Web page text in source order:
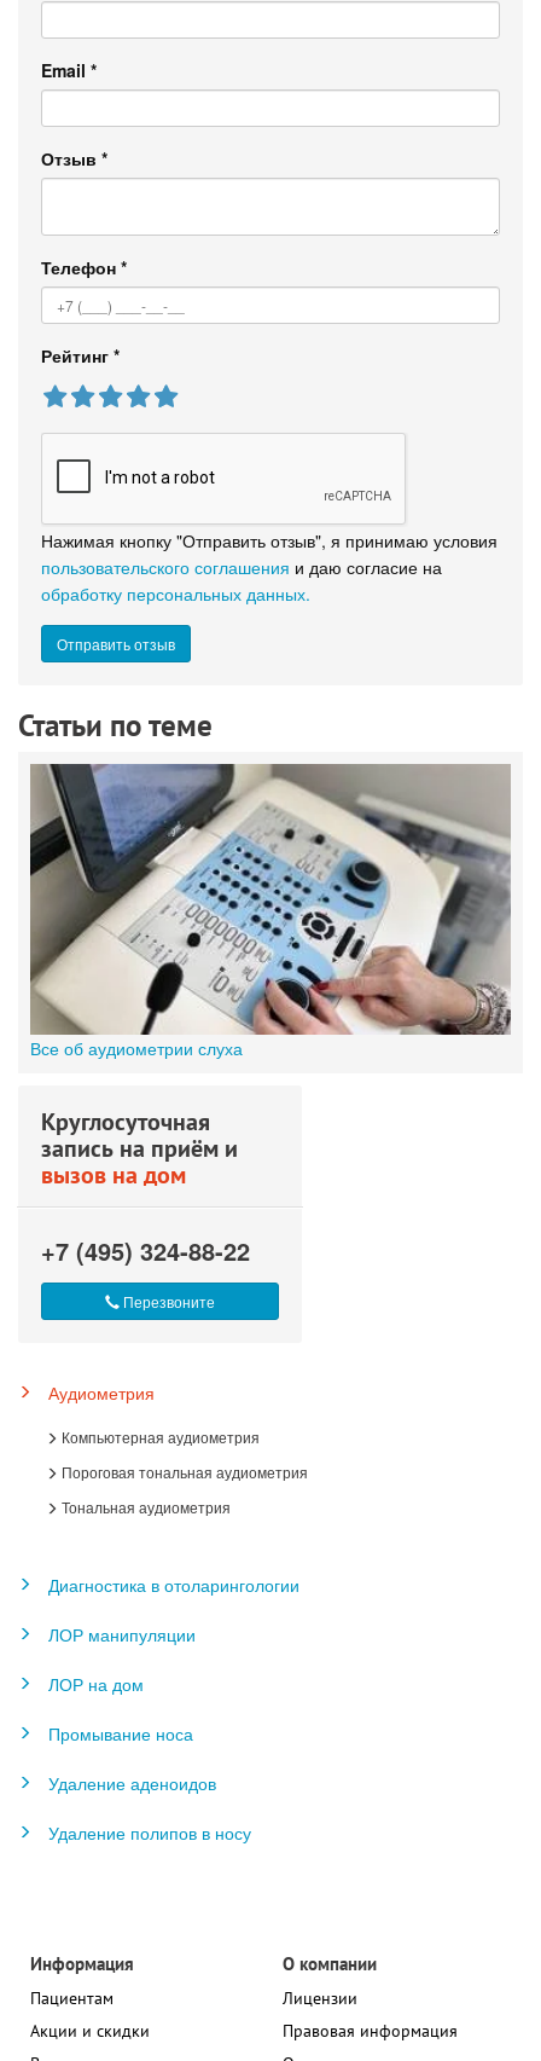
Email *
Отзыв *
Телефон *
Рейтинг *
Нажимая кнопку "Отправить отзыв", я принимаю условия
пользовательского соглашения и даю согласие на
обработку персональных данных.
Статьи по теме
Все об аудиометрии слуха
Круглосуточная
запись на приём и
вызов на дом
+7 (495) 324-88-22
Перезвоните
Аудиометрия
Компьютерная аудиометрия
Пороговая тональная аудиометрия
Тональная аудиометрия
Диагностика в отоларингологии
ЛОР манипуляции
ЛОР на дом
Промывание носа
Удаление аденоидов
Удаление полипов в носу
Информация
Пациентам
Акции и скидки
О компании
Лицензии
Правовая информация